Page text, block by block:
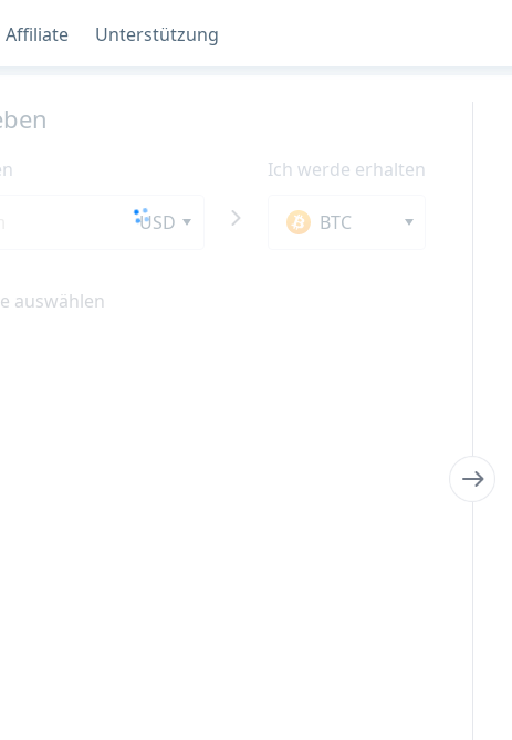
Affiliate Unterstützung
USD
Ich werde erhalten
BTC
auswählen